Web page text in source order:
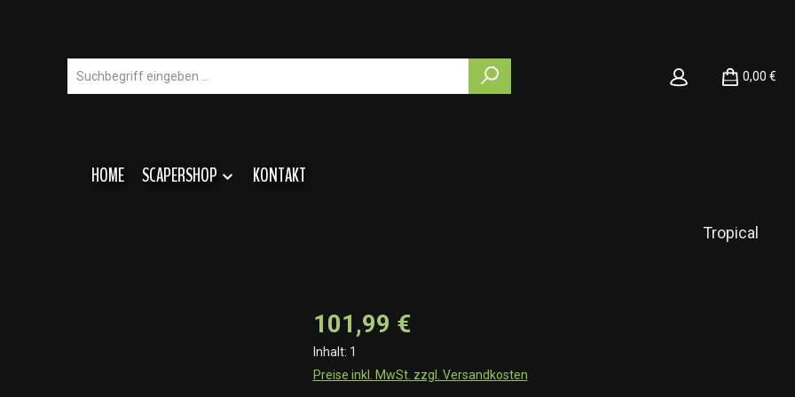
0,00 €
HOME SCAPERSHOP KONTAKT
Tropical
101,99 €
Inhalt: 1
Preise inkl. MwSt. zzgl. Versandkosten